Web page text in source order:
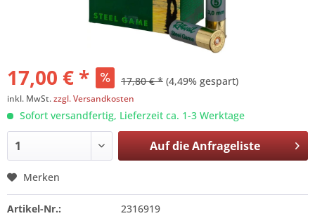
17,00 € * 17,80 € * (4,49% gespart)
inkl. MwSt.zzgl. Versandkosten
Sofort versandfertig, Lieferzeit ca. 1-3 Werktage
Auf dieAnfrageliste
Merken
Artikel-Nr.: 2316919